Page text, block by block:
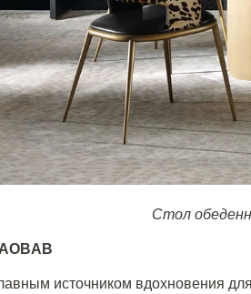
Стол
источником вдохновения для